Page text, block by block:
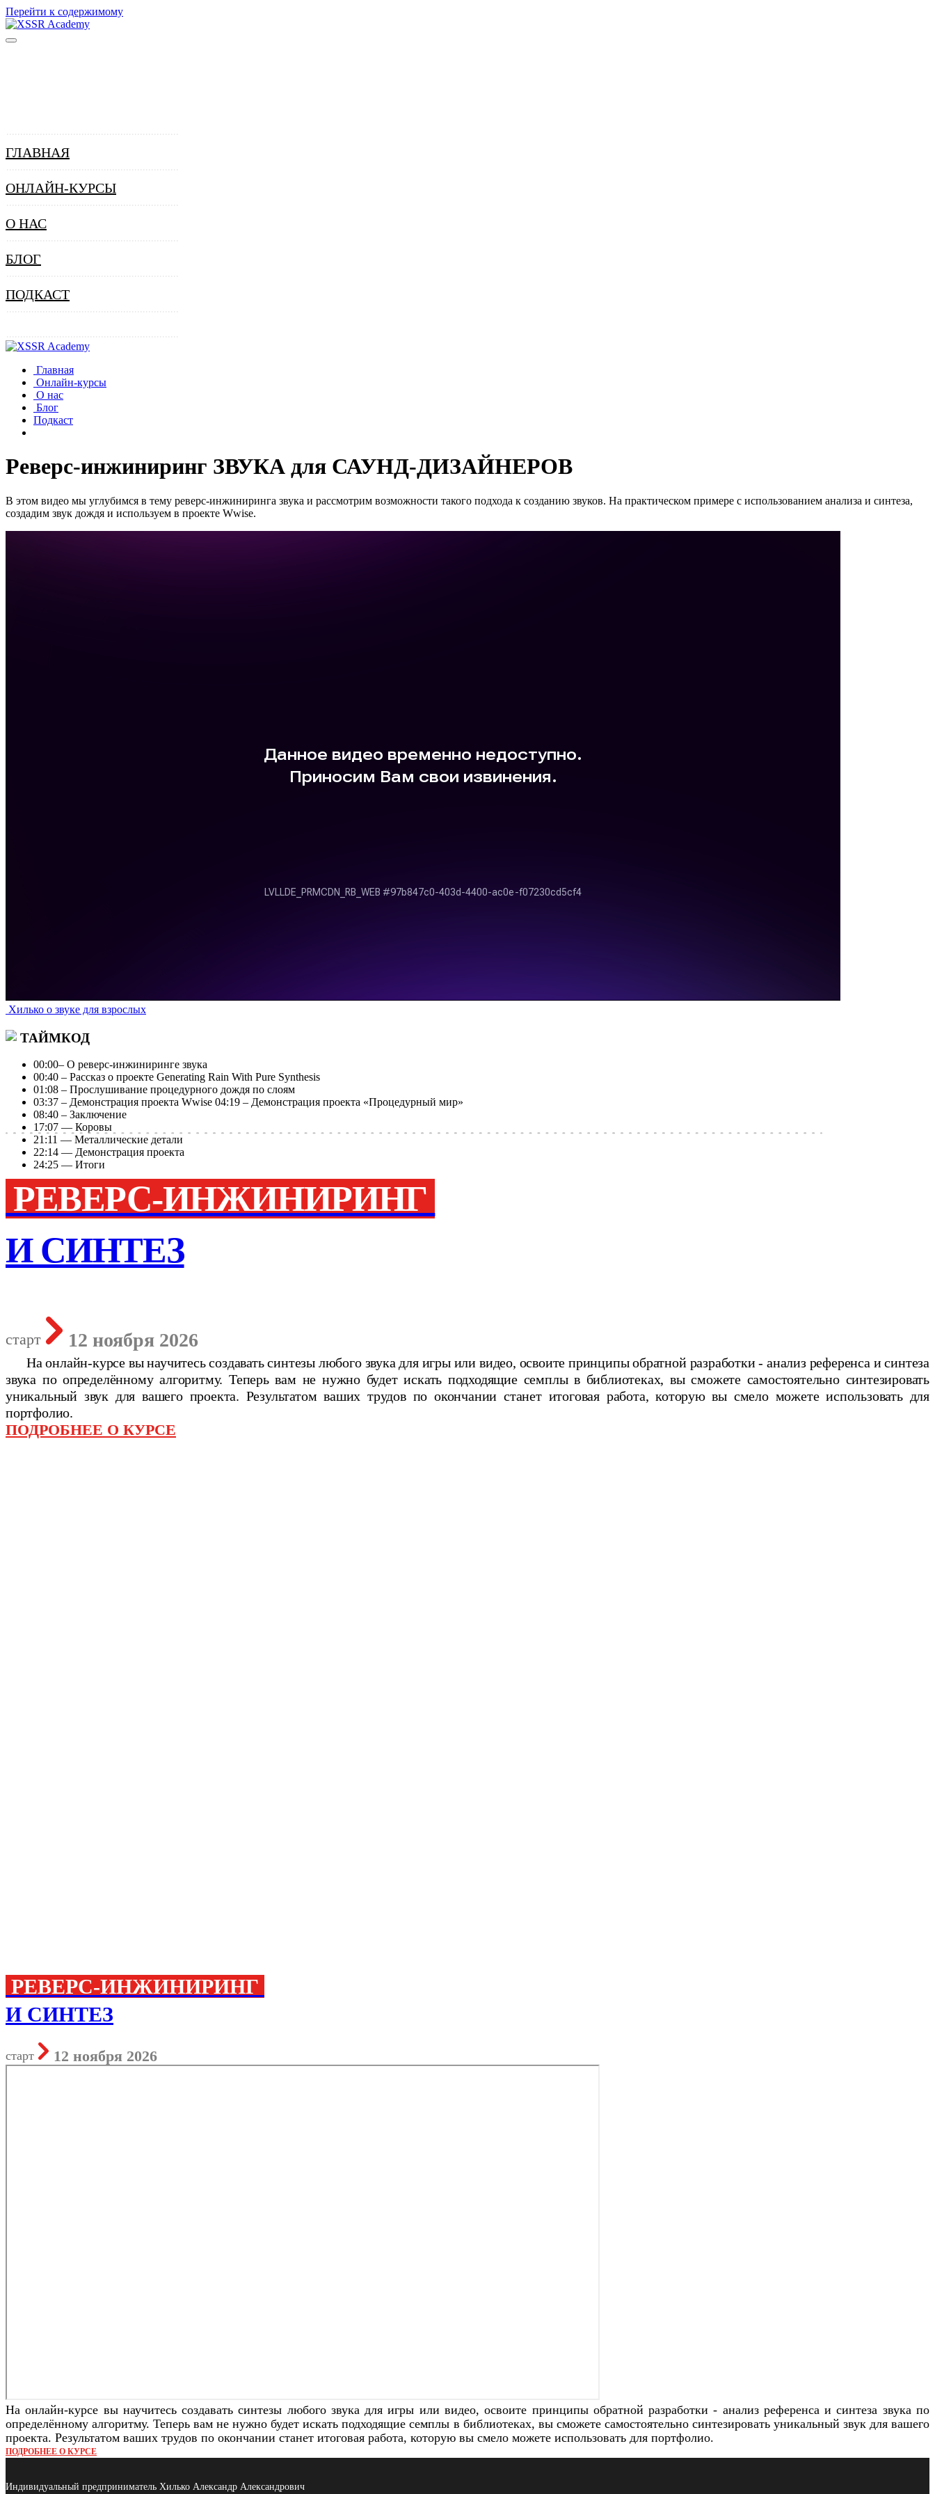
Перейти к содержимому
ГЛАВНАЯ
ОНЛАЙН-КУРСЫ
О НАС
БЛОГ
ПОДКАСТ
Главная
Онлайн-курсы
О нас
Блог
Подкаст
Реверс-инжиниринг ЗВУКА для САУНД-ДИЗАЙНЕРОВ
В этом видео мы углубимся в тему реверс-инжиниринга звука и рассмотрим возможности такого подхода к созданию звуков. На практическом примере с использованием анализа и синтеза,
создадим звук дождя и используем в проекте Wwise.
Хилько о звуке для взрослых
ТАЙМКОД
00:00– О реверс-инжиниринге звука
00:40 – Рассказ о проекте Generating Rain With Pure Synthesis
01:08 – Прослушивание процедурного дождя по слоям
03:37 – Демонстрация проекта Wwise 04:19 – Демонстрация проекта «Процедурный мир»
08:40 – Заключение
17:07 — Коровы
21:11 — Металлические детали
22:14 — Демонстрация проекта
24:25 — Итоги
РЕВЕРС-ИНЖИНИРИНГ
И СИНТЕЗ
старт 12 ноября 2026
На онлайн-курсе вы научитесь создавать синтезы любого звука для игры или видео, освоите принципы обратной разработки - анализ референса и синтеза
звука по определённому алгоритму. Теперь вам не нужно будет искать подходящие семплы в библиотеках, вы сможете самостоятельно синтезировать
уникальный звук для вашего проекта. Результатом ваших трудов по окончании станет итоговая работа, которую вы смело можете использовать для
портфолио.
ПОДРОБНЕЕ О КУРСЕ
РЕВЕРС-ИНЖИНИРИНГ
И СИНТЕЗ
старт 12 ноября 2026
На онлайн-курсе вы научитесь создавать синтезы любого звука для игры или видео, освоите принципы обратной разработки - анализ референса и синтеза звука по
определённому алгоритму. Теперь вам не нужно будет искать подходящие семплы в библиотеках, вы сможете самостоятельно синтезировать уникальный звук для вашего
проекта. Результатом ваших трудов по окончании станет итоговая работа, которую вы смело можете использовать для портфолио.
ПОДРОБНЕЕ О КУРСЕ
Индивидуальный предприниматель Хилько Александр Александрович